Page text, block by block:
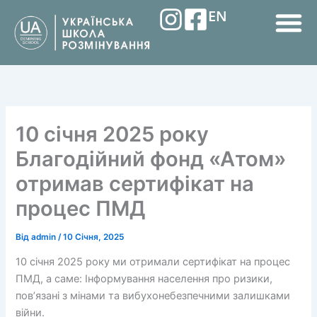
вмісту
EN
10 січня 2025 року
Благодійний фонд «Атом»
отримав сертифікат на
процес ПМД
Відadmin/10 Січня, 2025
10 січня 2025 року ми отримали сертифікат на процес
ПМД, а саме: Інформування населення про ризики,
пов’язані з мінами та вибухонебезпечними залишками
війни.